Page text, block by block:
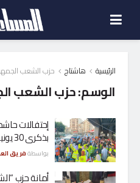
الرئيسية هاشتاج حزب الشعب
الوسم:حزب الشعب
إحتفالات
بذكرى 30 يونيو
بواسطةفريق
أمانة حزب